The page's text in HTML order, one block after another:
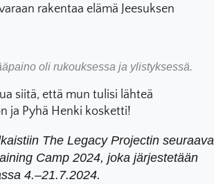
rakentaa elämä Jeesuksen
oli rukouksessa ja ylistyksessä.
siitä, että mun tulisi lähteä
ja Pyhä Henki kosketti!
The Legacy Projectin seuraava
Camp 2024, joka järjestetään
4.–21.7.2024.